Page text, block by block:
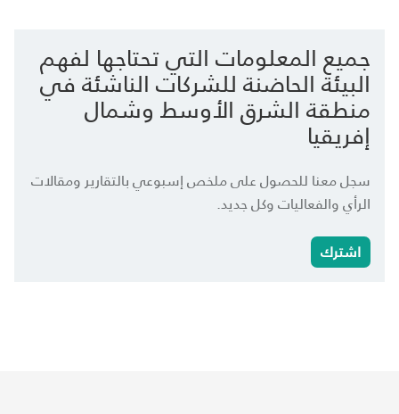
جميع المعلومات التي تحتاجها لفهم
البيئة الحاضنة للشركات الناشئة في
منطقة الشرق الأوسط وشمال
إفريقيا
سجل معنا للحصول على ملخص إسبوعي بالتقارير ومقالات
الرأي والفعاليات وكل جديد.
اشترك